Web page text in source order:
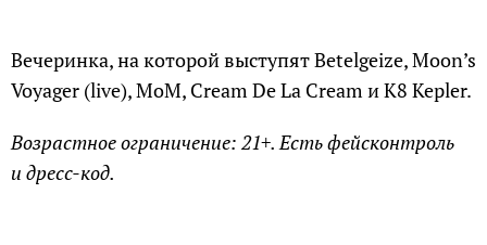
Вечеринка, на которой выступят Betelgeize, Moon’s
Voyager (live), MoM, Cream De La Cream и K8 Kepler.
Возрастное ограничение: 21+. Есть фейсконтроль
и дресс-код.